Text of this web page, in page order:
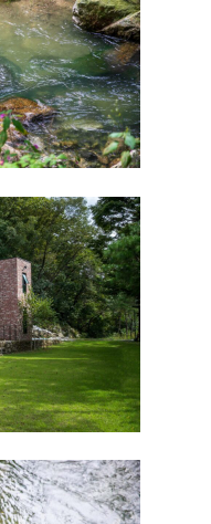
처음으로
외부풍경
객실보기
TYPE A
TYPE B
TYPE C
예약하기
예약안내
실시간예약
주변여행